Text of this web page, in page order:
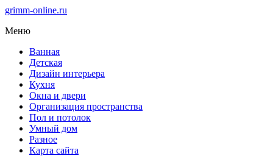
grimm-online.ru
Меню
Ванная
Детская
Дизайн интерьера
Кухня
Окна и двери
Организация пространства
Пол и потолок
Умный дом
Разное
Карта сайта